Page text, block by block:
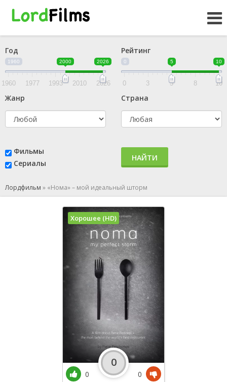
Год
1960 2000 2026
1960 1977 1993 2010 2026
Рейтинг
0 5 10
0 3 5 8 10
Жанр Страна
Фильмы
Сериалы
НАЙТИ
Лордфильм » «Нома» – мой идеальный шторм
Хорошее (HD)
0
0
0